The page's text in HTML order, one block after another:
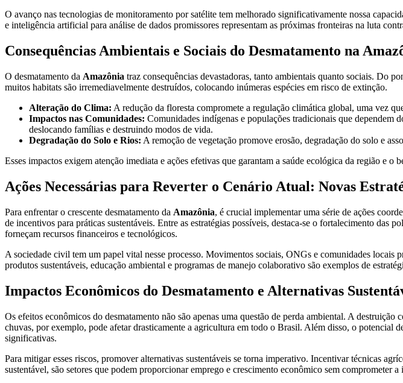
O avanço nas tecnologias de monitoramento por satélite tem melhorado significativamente nossa
e inteligência artificial para análise de dados promissores representam as próximas fronteiras na luta
Consequências Ambientais e Sociais do Desmatamento na
O desmatamento da Amazônia traz consequências devastadoras, tanto ambientais quanto sociais. Do
muitos habitats são irremediavelmente destruídos, colocando inúmeras espécies em risco de extinção.
Alteração do Clima: A redução da floresta compromete a regulação climática global, uma vez
Impactos nas Comunidades: Comunidades indígenas e populações tradicionais que dependem
deslocando famílias e destruindo modos de vida.
Degradação do Solo e Rios: A remoção de vegetação promove erosão, degradação do solo e
Esses impactos exigem atenção imediata e ações efetivas que garantam a saúde ecológica da região e o
Ações Necessárias para Reverter o Cenário Atual: Novas
Para enfrentar o crescente desmatamento da Amazônia, é crucial implementar uma série de ações
de incentivos para práticas sustentáveis. Entre as estratégias possíveis, destaca-se o fortalecimento das
forneçam recursos financeiros e tecnológicos.
A sociedade civil tem um papel vital nesse processo. Movimentos sociais, ONGs e comunidades locais
produtos sustentáveis, educação ambiental e programas de manejo colaborativo são exemplos de
Impactos Econômicos do Desmatamento e Alternativas
Os efeitos econômicos do desmatamento não são apenas uma questão de perda ambiental. A
chuvas, por exemplo, pode afetar drasticamente a agricultura em todo o Brasil. Além disso, o potencial
significativas.
Para mitigar esses riscos, promover alternativas sustentáveis se torna imperativo. Incentivar técnicas
sustentável, são setores que podem proporcionar emprego e crescimento econômico sem comprometer